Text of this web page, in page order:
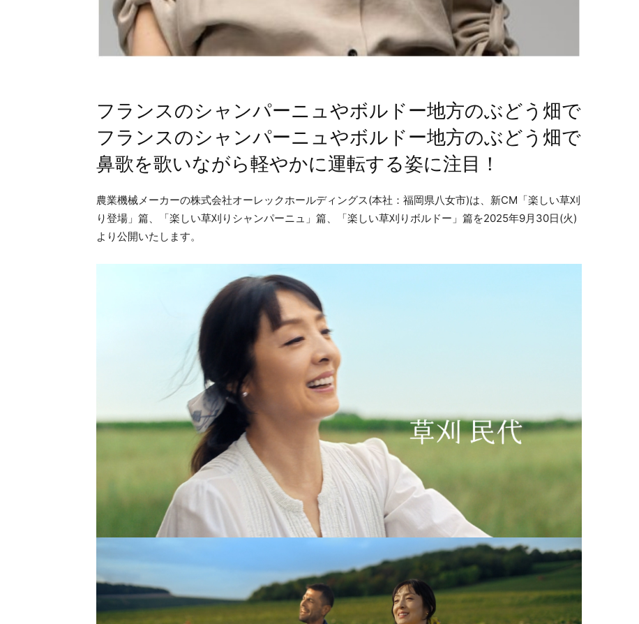
フランスのシャンパーニュやボルドー地方のぶどう畑で
フランスのシャンパーニュやボルドー地方のぶどう畑で
鼻歌を歌いながら軽やかに運転する姿に注目！
農業機械メーカーの株式会社オーレックホールディングス(本社：福岡県八女市)は、新CM「楽しい草刈
り登場」篇、「楽しい草刈りシャンパーニュ」篇、「楽しい草刈りボルドー」篇を2025年9月30日(火)
より公開いたします。